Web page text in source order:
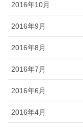
2016年10月
2016年9月
2016年8月
2016年7月
2016年6月
2016年4月